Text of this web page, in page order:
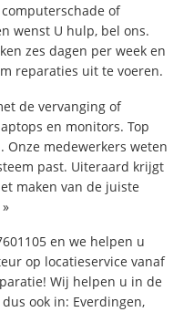
of
wenst U hulp, bel ons.
zes dagen per week en
reparaties uit te voeren.
de vervanging of
en monitors. Top
Onze medewerkers weten
past. Uiteraard krijgt
maken van de juiste
»
en we helpen u
op locatieservice vanaf
Wij helpen u in de
ook in: Everdingen,